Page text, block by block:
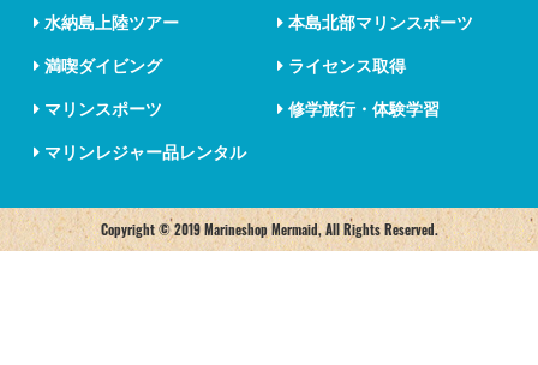
水納島上陸ツアー 本島北部マリンスポーツ
満喫ダイビング ライセンス取得
マリンスポーツ 修学旅行・体験学習
マリンレジャー品レンタル
Copyright © 2019 Marineshop Mermaid, All Rights Reserved.